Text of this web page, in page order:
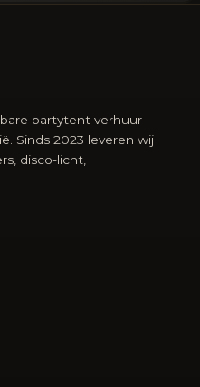
partytent verhuur
Sinds 2023 leveren wij
disco-licht,